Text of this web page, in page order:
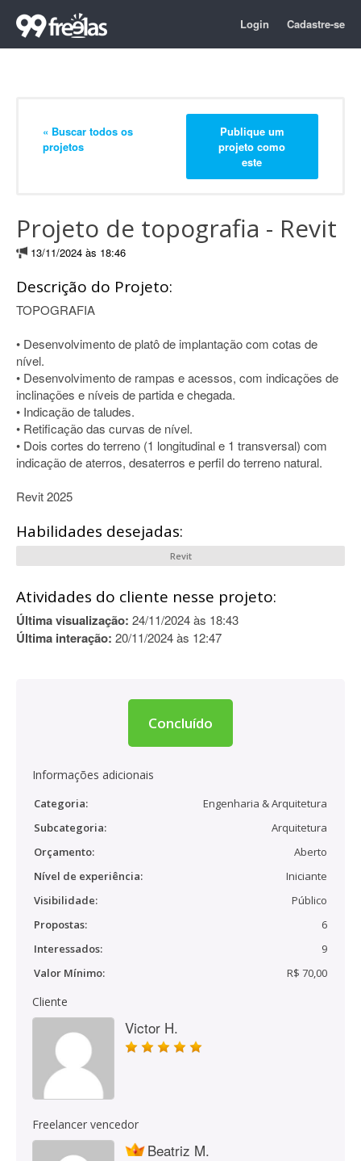
Login Cadastre-se
« Buscar todos os
projetos
Publique um
projeto como
este
Projeto de topografia - Revit
13/11/2024 às 18:46
Descrição do Projeto:
TOPOGRAFIA
• Desenvolvimento de platô de implantação com cotas de
nível.
• Desenvolvimento de rampas e acessos, com indicações de
inclinações e níveis de partida e chegada.
• Indicação de taludes.
• Retificação das curvas de nível.
• Dois cortes do terreno (1 longitudinal e 1 transversal) com
indicação de aterros, desaterros e perfil do terreno natural.
Revit 2025
Habilidades desejadas:
Revit
Atividades do cliente nesse projeto:
Última visualização: 24/11/2024 às 18:43
Última interação: 20/11/2024 às 12:47
Concluído
Informações adicionais
Categoria:
Engenharia & Arquitetura
Subcategoria:
Arquitetura
Orçamento:
Aberto
Nível de experiência:
Iniciante
Visibilidade:
Público
Propostas:
6
Interessados:
9
Valor Mínimo:
R$ 70,00
Cliente
Victor H.
Freelancer vencedor
Beatriz M.